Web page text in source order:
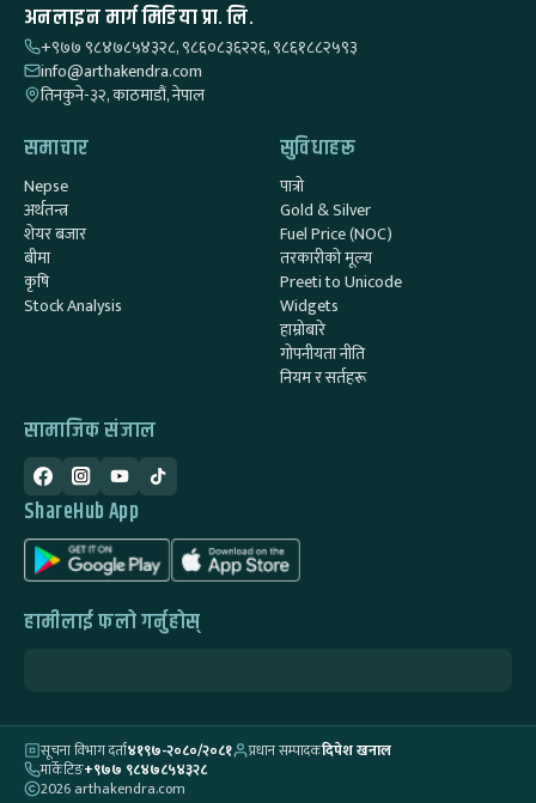
अनलाइन मार्ग मिडिया प्रा. लि.
+९७७ ९८४७८५४३२८, ९८६०८३६२२६, ९८६१८८२५९३
info@arthakendra.com
तिनकुने-३२, काठमाडौं, नेपाल
समाचार
Nepse
अर्थतन्त्र
शेयर बजार
बीमा
कृषि
Stock Analysis
सुविधाहरू
पात्रो
Gold & Silver
Fuel Price (NOC)
तरकारीको मूल्य
Preeti to Unicode
Widgets
हाम्रोबारे
गोपनीयता नीति
नियम र सर्तहरू
सामाजिक संजाल
ShareHub App
हामीलाई फलो गर्नुहोस्
सूचना विभाग दर्ता४१९७-२०८०/२०८१ प्रधान सम्पादकदिपेश खनाल
मार्केटिङ+९७७ ९८४७८५४३२८
2026 arthakendra.com